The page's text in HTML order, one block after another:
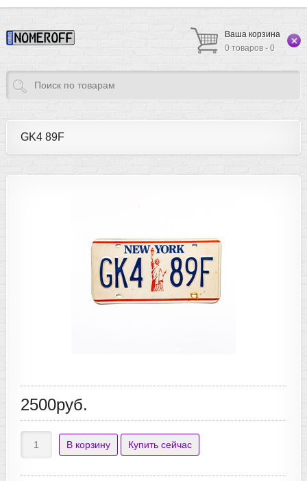
Ваша корзина
0 товаров - 0
GK4 89F
2500руб.